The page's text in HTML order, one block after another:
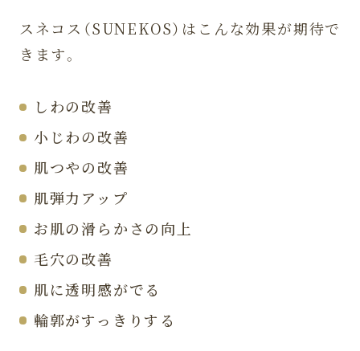
スネコス（SUNEKOS）はこんな効果が期待で
きます。
しわの改善
小じわの改善
肌つやの改善
肌弾力アップ
お肌の滑らかさの向上
毛穴の改善
肌に透明感がでる
輪郭がすっきりする